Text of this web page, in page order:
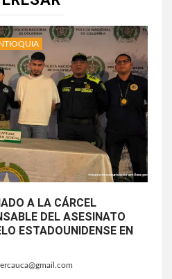
A LA CÁRCEL
DEL ASESINATO
ESTADOUNIDENSE EN